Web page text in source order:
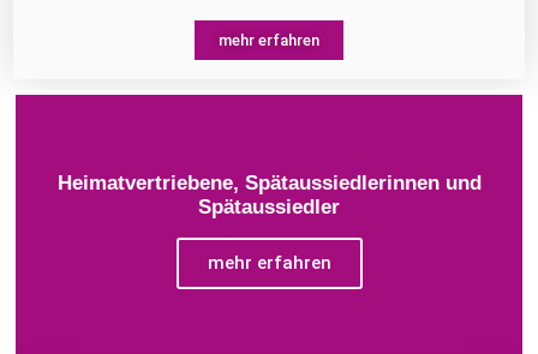
mehr erfahren
Heimatvertriebene, Spätaussiedlerinnen und
Spätaussiedler
mehr erfahren